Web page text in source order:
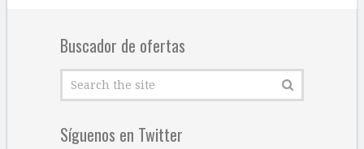
Buscador de ofertas
Síguenos en Twitter